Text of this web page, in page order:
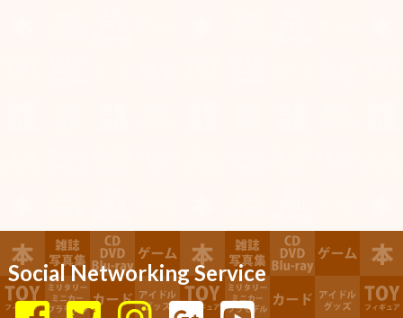
Social Networking Service